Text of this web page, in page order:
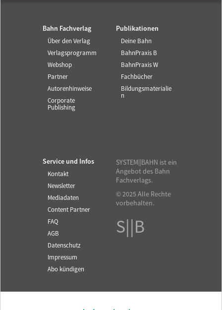
Bahn Fachverlag
Über den Verlag
Verlagsprogramm
Webshop
Partner
Autorenhinweise
Corporate
Publishing
Publikationen
Deine Bahn
BahnPraxis B
BahnPraxis W
Fachbücher
Bildungsmaterialie
n
Service und Infos
Kontakt
Newsletter
Mediadaten
Content Partner
FAQ
AGB
Datenschutz
Impressum
Abo kündigen
SYSTEM||BAHN ist ein
Angebot des Bahn
Fachverlags.
© 2025 Alle Rechte
vorbehalten.
S||B